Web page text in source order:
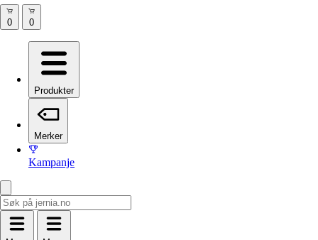
Produkter
Merker
Kampanje